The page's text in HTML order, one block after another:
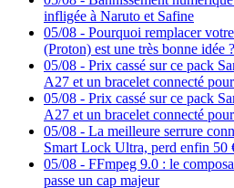
infligée à Naruto et Safine
05/08 - Pourquoi remplacer
(Proton) est une très bonne idée
05/08 - Prix cassé sur ce pack
A27 et un bracelet connecté
05/08 - Prix cassé sur ce pack
A27 et un bracelet connecté
05/08 - La meilleure serrure
Smart Lock Ultra, perd enfin 50
05/08 - FFmpeg 9.0 : le
passe un cap majeur